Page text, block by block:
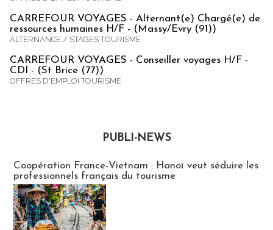
CARREFOUR VOYAGES - Alternant(e) Chargé(e) de
ressources humaines H/F - (Massy/Evry (91))
ALTERNANCE / STAGES TOURISME
CARREFOUR VOYAGES - Conseiller voyages H/F -
CDI - (St Brice (77))
OFFRES D'EMPLOI TOURISME
PUBLI-NEWS
Coopération France-Vietnam : Hanoï veut séduire les
professionnels français du tourisme